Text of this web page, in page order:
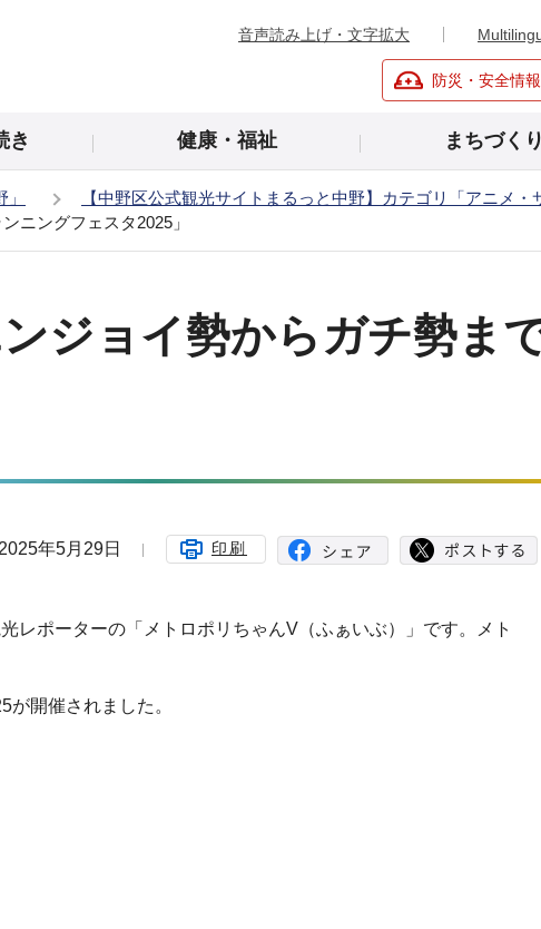
音声読み上げ・文字拡大
防災・安全情報
き 健康・福祉 まちづくり
【中野区公式観光サイトまるっと中野】カテゴリ「アニメ・
ニングフェスタ2025」
ンジョイ勢からガチ勢ま
年5月29日 印刷
レポーターの「メトロポリちゃんV（ふぁいぶ）」です。メト
開催されました。